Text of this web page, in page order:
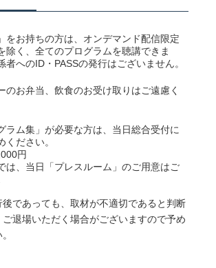
をお持ちの方は、オンデマンド配信限定
除く、全てのプログラムを聴講できま
者へのID・PASSの発行はございません。
のお弁当、飲食のお受け取りはご遠慮く
ラム集」が必要な方は、当日総合受付に
ください。
円
は、当日「プレスルーム」のご用意はご
であっても、取材が不適切であると判断
退場いただく場合がございますので予め